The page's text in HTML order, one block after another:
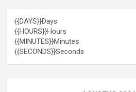
{{DAYS}}Days
{{HOURS}}Hours
{{MINUTES}}Minutes
{{SECONDS}}Seconds